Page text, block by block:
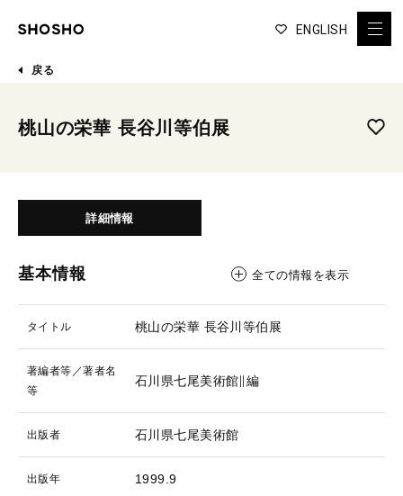
ENGLISH
戻る
桃山の栄華 長谷川等伯展
詳細情報
基本情報 全ての情報を表示
タイトル 桃山の栄華 長谷川等伯展
著編者等／著者名
等
石川県七尾美術館∥編
出版者 石川県七尾美術館
出版年 1999.9